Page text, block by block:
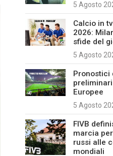
5 Agosto
Calcio in
2026:
sfide del
5 Agosto
Pronostici
Europee
5 Agosto
FIVB
marcia
russi alle
mondiali